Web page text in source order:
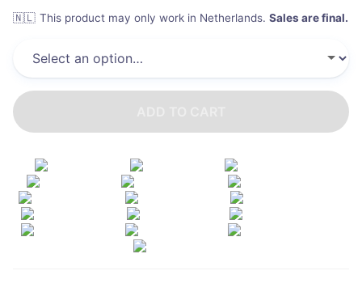
🇳🇱 This product may only work in Netherlands. Sales are final.